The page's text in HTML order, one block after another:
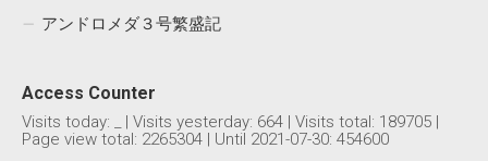
アンドロメダ３号繁盛記
Access Counter
Visits today: | Visits yesterday: 664 | Visits total: 189705
Page view total: 2265304 | Until 2021-07-30: 454600